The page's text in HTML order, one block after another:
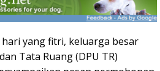
yang fitri, keluarga besar
Tata Ruang (DPU TR)